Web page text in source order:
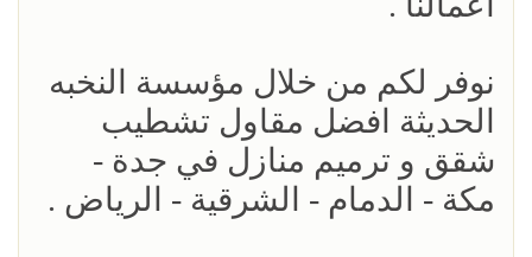
نوفر لكم من خلال مؤسسة النخبه
الحديثة افضل مقاول تشطيب
شقق و ترميم منازل في جدة -
مكة - الدمام - الشرقية - الرياض .